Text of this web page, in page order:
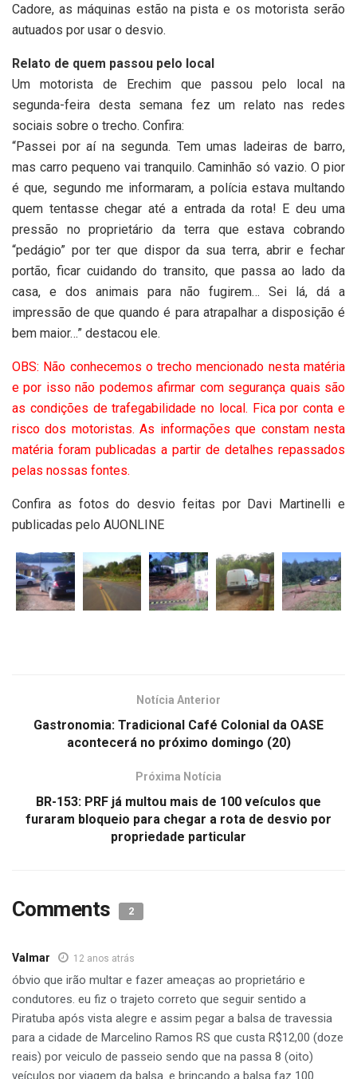
Cadore, as máquinas estão na pista e os motorista serão
autuados por usar o desvio.
Relato de quem passou pelo local
Um motorista de Erechim que passou pelo local na
segunda-feira desta semana fez um relato nas redes
sociais sobre o trecho. Confira:
“Passei por aí na segunda. Tem umas ladeiras de barro,
mas carro pequeno vai tranquilo. Caminhão só vazio. O pior
é que, segundo me informaram, a polícia estava multando
quem tentasse chegar até a entrada da rota! E deu uma
pressão no proprietário da terra que estava cobrando
“pedágio” por ter que dispor da sua terra, abrir e fechar
portão, ficar cuidando do transito, que passa ao lado da
casa, e dos animais para não fugirem… Sei lá, dá a
impressão de que quando é para atrapalhar a disposição é
bem maior…” destacou ele.
OBS: Não conhecemos o trecho mencionado nesta matéria
e por isso não podemos afirmar com segurança quais são
as condições de trafegabilidade no local. Fica por conta e
risco dos motoristas. As informações que constam nesta
matéria foram publicadas a partir de detalhes repassados
pelas nossas fontes.
Confira as fotos do desvio feitas por Davi Martinelli e
publicadas pelo AUONLINE
Notícia Anterior
Gastronomia: Tradicional Café Colonial da OASE
acontecerá no próximo domingo (20)
Próxima Notícia
BR-153: PRF já multou mais de 100 veículos que
furaram bloqueio para chegar a rota de desvio por
propriedade particular
Comments 2
Valmar 12 anos atrás
óbvio que irão multar e fazer ameaças ao proprietário e
condutores. eu fiz o trajeto correto que seguir sentido a
Piratuba após vista alegre e assim pegar a balsa de travessia
para a cidade de Marcelino Ramos RS que custa R$12,00 (doze
reais) por veiculo de passeio sendo que na passa 8 (oito)
veículos por viagem da balsa. e brincando a balsa faz 100